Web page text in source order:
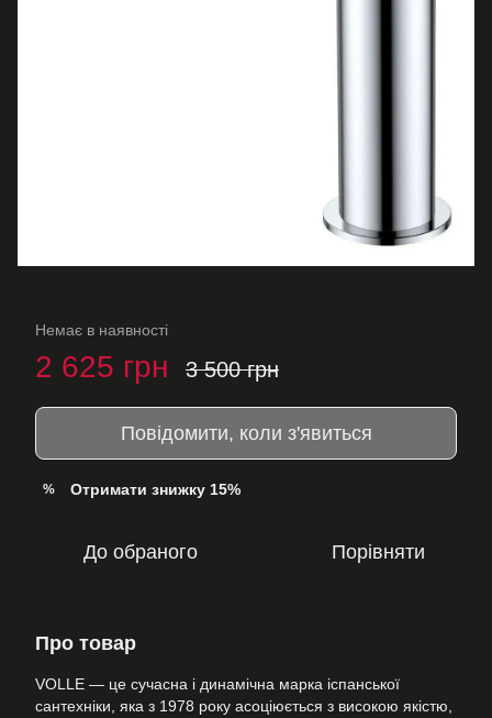
Немає в наявності
2 625 грн 3 500 грн
Повідомити, коли з'явиться
% Отримати знижку 15%
До обраного Порівняти
Про товар
VOLLE — це сучасна і динамічна марка іспанської
сантехніки, яка з 1978 року асоціюється з високою якістю,